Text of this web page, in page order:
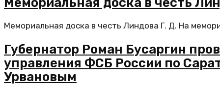
Мемориальная доска в честь Линдова Г. Д. На
Губернатор Роман Бусаргин
управления ФСБ России по
Урвановым